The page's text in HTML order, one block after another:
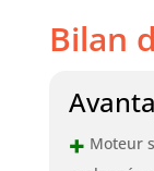
Bilan
+ Moteur